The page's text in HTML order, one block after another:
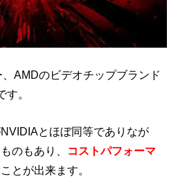
AMDのビデオチップブランド
。
とほぼ同等でありなが
のもあり、 コストパフォーマ
とが出来ます。